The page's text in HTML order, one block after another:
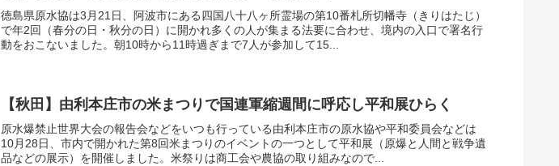
徳島県原水協は3月21日、阿波市にある四国八十八ヶ所霊場の第10番札所切幡寺（きりはたじ）
で年2回（春分の日・秋分の日）に開かれ多くの人が集まる法要に合わせ、境内の入口で署名行
動をおこないました。朝10時から11時過ぎまで7人が参加して15...
【秋田】由利本庄市の米まつりで国連軍縮週間に呼応し平和展ひらく
原水爆禁止世界大会の報告会などをいつも行っている由利本庄市の原水協や平和委員会などは
10月28日、市内で開かれた第8回米まつりのイベントの一つとして平和展（原爆と人間と戦争遺
品などの展示）を開催しました。米祭りは商工会や農協の取り組みなので...